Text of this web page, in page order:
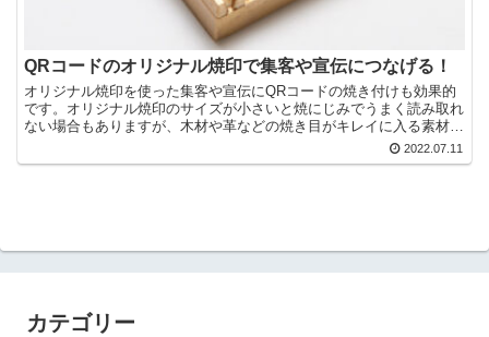
QRコードのオリジナル焼印で集客や宣伝につなげる！
オリジナル焼印を使った集客や宣伝にQRコードの焼き付けも効果的
です。オリジナル焼印のサイズが小さいと焼にじみでうまく読み取れ
ない場合もありますが、木材や革などの焼き目がキレイに入る素材で
あればしっかり読み取ることができ、集客や宣伝につなげることが可
能です。
2022.07.11
カテゴリー